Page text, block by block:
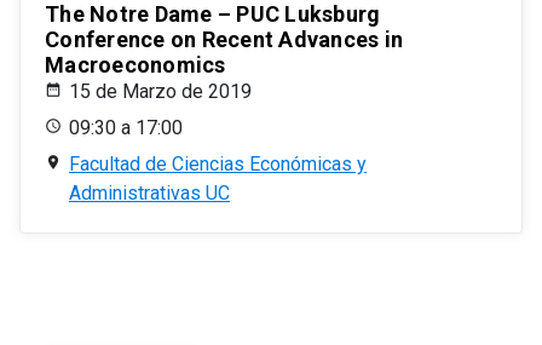
The Notre Dame – PUC Luksburg
Conference on Recent Advances in
Macroeconomics
15 de Marzo de 2019
09:30 a 17:00
Facultad de Ciencias Económicas y
Administrativas UC